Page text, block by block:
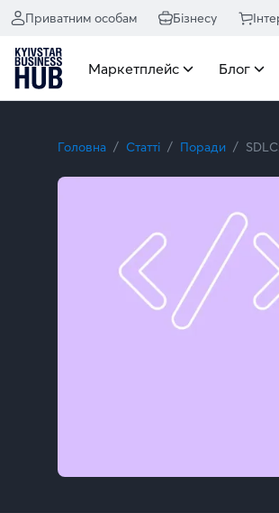
Приватним особам Бізнесу
Маркетплейс Блог
Головна Статті Поради